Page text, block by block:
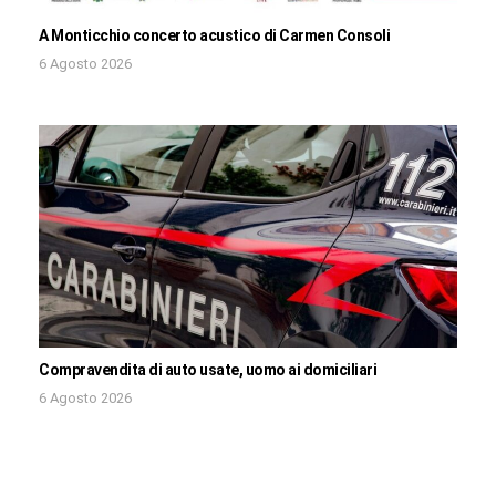
A Monticchio concerto acustico di Carmen Consoli
6 Agosto 2026
Compravendita di auto usate, uomo ai domiciliari
6 Agosto 2026